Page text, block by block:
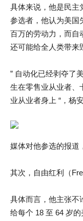
具体来说，他是民主
参选者，他认为美国
百万的劳动力，而自
还可能给全人类带来
” 自动化已经剥夺了
生在零售业从业者、
业从业者身上 “，杨
媒体对他参选的报道
其次，自由红利（
具体而言，他主张不
给每个 18 至 64 岁的